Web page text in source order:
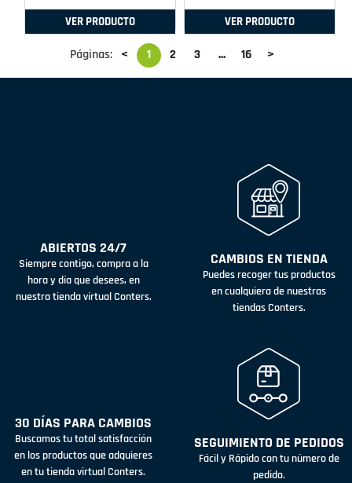
VER PRODUCTO VER PRODUCTO
Páginas: < 1 2 3 ... 16 >
ABIERTOS 24/7
Siempre contigo, compra a la
hora y día que desees, en
nuestra tienda virtual Conters.
CAMBIOS EN TIENDA
Puedes recoger tus productos
en cualquiera de nuestras
tiendas Conters.
30 DÍAS PARA CAMBIOS
Buscamos tu total satisfacción
en los productos que adquieres
en tu tienda virtual Conters.
SEGUIMIENTO DE PEDIDOS
Fácil y Rápido con tu número de
pedido.